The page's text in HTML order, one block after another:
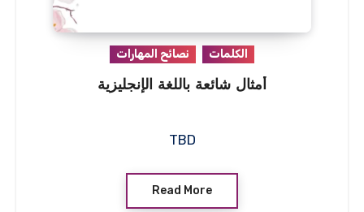
الكلمات نصائح المهارات
أمثال شائعة باللغة الإنجليزية
TBD
Read More